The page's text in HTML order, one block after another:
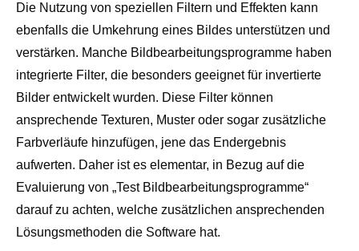
Die Nutzung von speziellen Filtern und Effekten kann
ebenfalls die Umkehrung eines Bildes unterstützen und
verstärken. Manche Bildbearbeitungsprogramme haben
integrierte Filter, die besonders geeignet für invertierte
Bilder entwickelt wurden. Diese Filter können
ansprechende Texturen, Muster oder sogar zusätzliche
Farbverläufe hinzufügen, jene das Endergebnis
aufwerten. Daher ist es elementar, in Bezug auf die
Evaluierung von „Test Bildbearbeitungsprogramme“
darauf zu achten, welche zusätzlichen ansprechenden
Lösungsmethoden die Software hat.